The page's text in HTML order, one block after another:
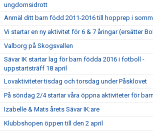
ungdomsidrott
Anmäl ditt barn född 2011-2016 till hopprep i
Vi startar en ny aktivitet för 6 & 7 åringar (ersätter
Valborg på Skogsvallen
Sävar IK startar lag för barn födda 2016 i fotboll -
uppstartsträff 18 april
Lovaktiviteter tisdag och torsdag under Påsklovet
På söndag 2/4 startar våra öppna aktiviteter för
Izabelle & Mats årets Sävar IK:are
Klubbshopen öppen till den 2 april